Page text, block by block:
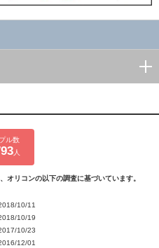
ル数
人
オリコンの以下の調査に基づいています。
10/11
2018/10/19
2017/10/23
12/01